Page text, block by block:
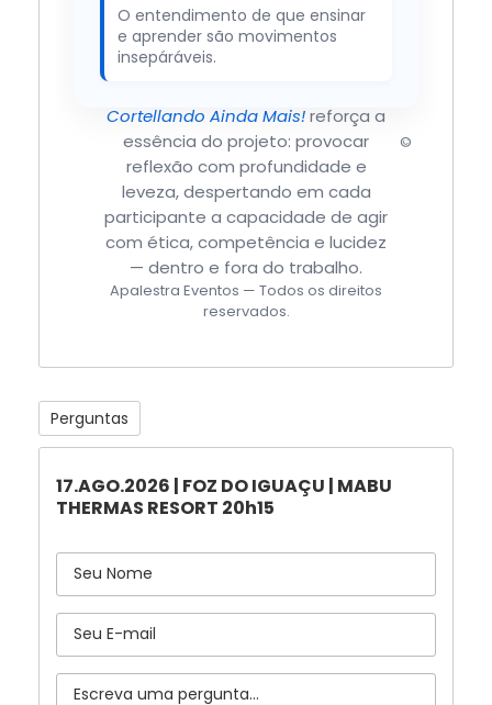
O entendimento de que ensinar
e aprender são movimentos
insepáráveis.
Cortellando Ainda Mais!reforça a
essência do projeto: provocar
reflexão com profundidade e
leveza, despertando em cada
participante a capacidade de agir
com ética, competência e lucidez
— dentro e fora do trabalho.
©
Apalestra Eventos — Todos os direitos
reservados.
Perguntas
17.AGO.2026 | FOZ DO IGUAÇU | MABU
THERMAS RESORT 20h15